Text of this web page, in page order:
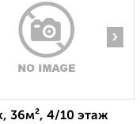
›
36м², 4/10 этаж